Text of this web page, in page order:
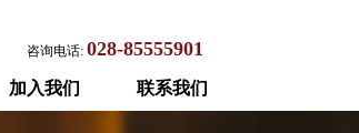
咨询电话: 028-85555901
加入我们 联系我们